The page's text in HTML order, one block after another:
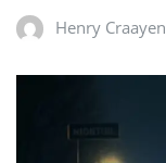
Henry Craayen